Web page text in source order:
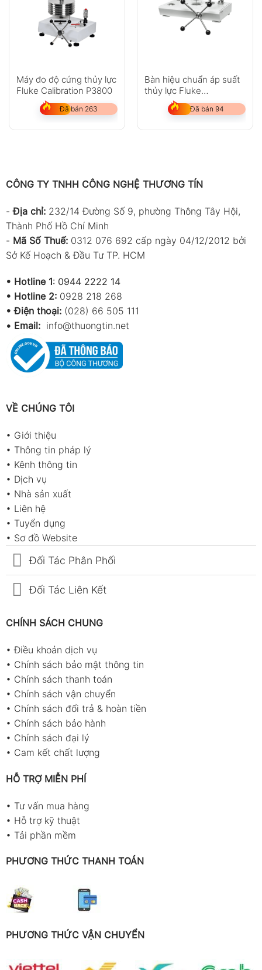
Máy đo độ cứng thủy lực
Fluke Calibration P3800
Đã bán 263
Bàn hiệu chuẩn áp suất
thủy lực Fluke
Calibration P5515
Đã bán 94
CÔNG TY TNHH CÔNG NGHỆ THƯƠNG TÍN
-Địa chỉ: 232/14 Đường Số 9, phường Thông Tây Hội,
Thành Phố Hồ Chí Minh
- Mã Số Thuế: 0312 076 692 cấp ngày 04/12/2012 bởi
Sở Kế Hoạch & Đầu Tư TP. HCM
• Hotline 1: 0944 2222 14
• Hotline 2: 0928 218 268
• Điện thoại: (028) 66 505 111
• Email: info@thuongtin.net
VỀ CHÚNG TÔI
• Giới thiệu
• Thông tin pháp lý
• Kênh thông tin
• Dịch vụ
• Nhà sản xuất
• Liên hệ
• Tuyển dụng
• Sơ đồ Website
Đối Tác Phân Phối
Đối Tác Liên Kết
CHÍNH SÁCH CHUNG
•Điều khoản dịch vụ
• Chính sách bảo mật thông tin
• Chính sách thanh toán
• Chính sách vận chuyển
• Chính sách đổi trả & hoàn tiền
• Chính sách bảo hành
• Chính sách đại lý
• Cam kết chất lượng
HỖ TRỢ MIỄN PHÍ
• Tư vấn mua hàng
• Hỗ trợ kỹ thuật
• Tải phần mềm
PHƯƠNG THỨC THANH TOÁN
PHƯƠNG THỨC VẬN CHUYỂN